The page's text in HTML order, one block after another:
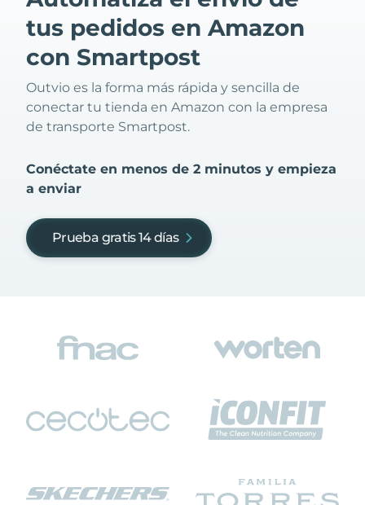
tus pedidos en Amazon
con Smartpost
Outvio es la forma más rápida y sencilla de
conectar tu tienda en Amazon con la empresa
de transporte Smartpost.
Conéctate en menos de 2 minutos y empieza
a enviar
Prueba gratis 14 días